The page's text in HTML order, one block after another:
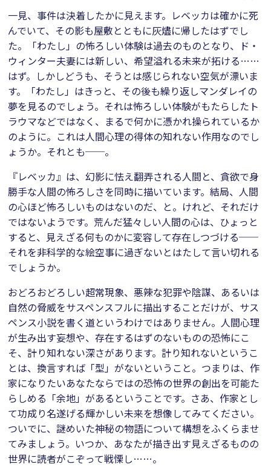
一見、事件は決着したかに見えます。レベッカは確かに死
んでいて、その影も屋敷とともに灰燼に帰したはずでし
た。「わたし」の怖ろしい体験は過去のものとなり、ド・
ウィンター夫妻には新しい、希望溢れる未来が拓ける……
はず。しかしどうも、そうとは感じられない空気が漂いま
す。「わたし」はきっと、その後も繰り返しマンダレイの
夢を見るのでしょう。それは怖ろしい体験がもたらしたト
ラウマなどではなく、まるで何かに憑かれ操られているか
のように。これは人間心理の得体の知れない作用なのでし
ょうか。それとも──。
『レベッカ』は、幻影に怯え翻弄される人間と、貪欲で身
勝手な人間の怖ろしさを同時に描いています。結局、人間
の心ほど怖ろしいものはないのだ、と。けれど、それだけ
ではないようです。荒んだ猛々しい人間の心は、ひょっと
すると、見えざる何ものかに変容して存在しつづける──
それを非科学的な絵空事に過ぎないとはたして言い切れる
でしょうか。
おどろおどろしい超常現象、悪辣な犯罪や陰謀、あるいは
自然の脅威をサスペンスフルに描出することだけが、サス
ペンス小説を書く道というわけではありません。人間心理
が生み出す妄想や、存在するはずのないものの恐怖にこ
そ、計り知れない深さがあります。計り知れないというこ
とは、換言すれば「型」がないということ。つまりは、作
家になりたいあなたならではの恐怖の世界の創出を可能た
らしめる「余地」があるということです。さあ、作家とし
て功成り名遂げる輝かしい未来を想像してみてください。
ついでに、謎めいた神秘の物語について構想をふくらませ
てみましょう。いつか、あなたが描き出す見えざるものの
世界に読者がこぞって戦慄し……。